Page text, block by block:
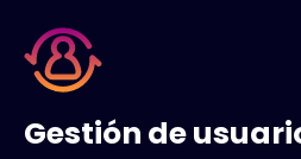
Gestión de